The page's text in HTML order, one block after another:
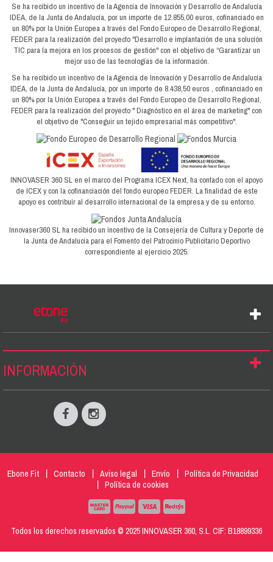
Se ha recibido un incentivo de la Agencia de Innovación y Desarrollo de Andalucía
IDEA, de la Junta de Andalucía, por un importe de 12.855,00 euros, cofinanciado en
un 80% por la Unión Europea a través del Fondo Europeo de Desarrollo Regional,
FEDER para la realización del proyecto "Desarrollo e implantación de una solución
TIC para la mejora en los procesos de gestión" con el objetivo de “Garantizar un
mejor uso de las tecnologías de la información.
Se ha recibido un incentivo de la Agencia de Innovación y Desarrollo de Andalucía
IDEA, de la Junta de Andalucía, por un importe de 8.438,50 euros , cofinanciado en
un 80% por la Unión Europea a través del Fondo Europeo de Desarrollo Regional,
FEDER para la realización del proyecto " Diagnóstico en el área de marketing" con
el objetivo de "Conseguir un tejido empresarial más competitivo".
INNOVASER 360 SL en el marco del Programa ICEX Next, ha contado con el apoyo
de ICEX y con la cofinanciación del fondo europeo FEDER. La finalidad de este
apoyo es contribuir al desarrollo internacional de la empresa y de su entorno.
Innovaser360 SL ha recibido un incentivo de la Consejería de Cultura y Deporte de
la Junta de Andalucía para el Fomento del Patrocinio Publicitario Deportivo
correspondiente al ejercicio 2025.
INFORMACIÓN
Ebone Fit Contacto Aviso legal Envío
Política de Privacidad
Política de cookies
Todos los derechos reservados © 2025 INNOVASER 360, S.L. CIF: B18899336